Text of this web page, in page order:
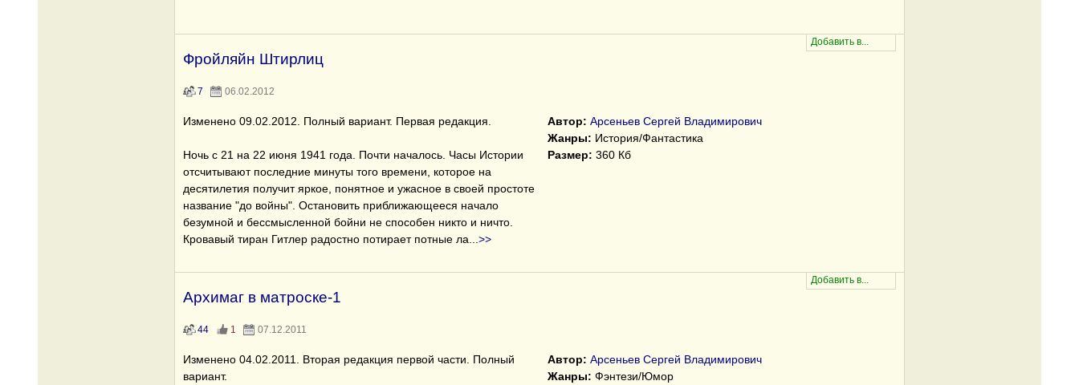
Фройляйн Штирлиц
7 06.02.2012
Изменено 09.02.2012. Полный вариант. Первая редакция.
Ночь с 21 на 22 июня 1941 года. Почти началось. Часы Истории
отсчитывают последние минуты того времени, которое на
десятилетия получит яркое, понятное и ужасное в своей простоте
название "до войны". Остановить приближающееся начало
безумной и бессмысленной бойни не способен никто и ничто.
Кровавый тиран Гитлер радостно потирает потные ла
>>
Автор: Арсеньев Сергей Владимирович
Жанры: История/Фантастика
Размер: 360 Кб
Архимаг в матроске-1
44 1 07.12.2011
Изменено 04.02.2011. Вторая редакция первой части. Полный
вариант.
Автор: Арсеньев Сергей Владимирович
Жанры: Фэнтези/Юмор